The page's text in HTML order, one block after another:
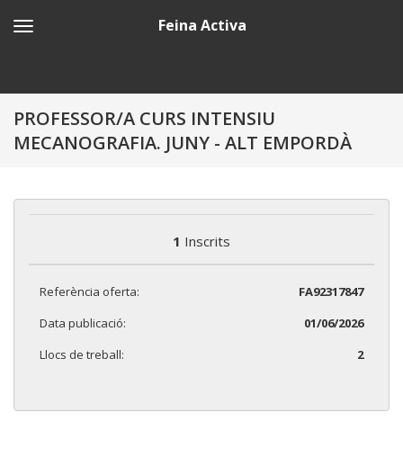
Feina Activa
PROFESSOR/A CURS INTENSIU
MECANOGRAFIA. JUNY - ALT EMPORDÀ
1 Inscrits
Referència oferta:
FA92317847
Data publicació:
01/06/2026
Llocs de treball:
2